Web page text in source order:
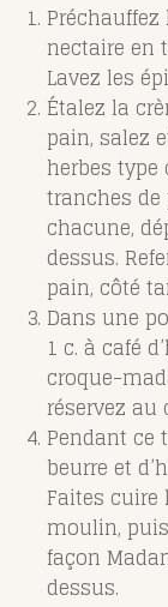
nectaire en
Lavez les
Étalez la
pain, salez
herbes
tranches de
chacune,
dessus.
pain, côté
Dans une
1 c. à café
croque-
réservez au
Pendant ce
beurre et
Faites
moulin,
façon
dessus.